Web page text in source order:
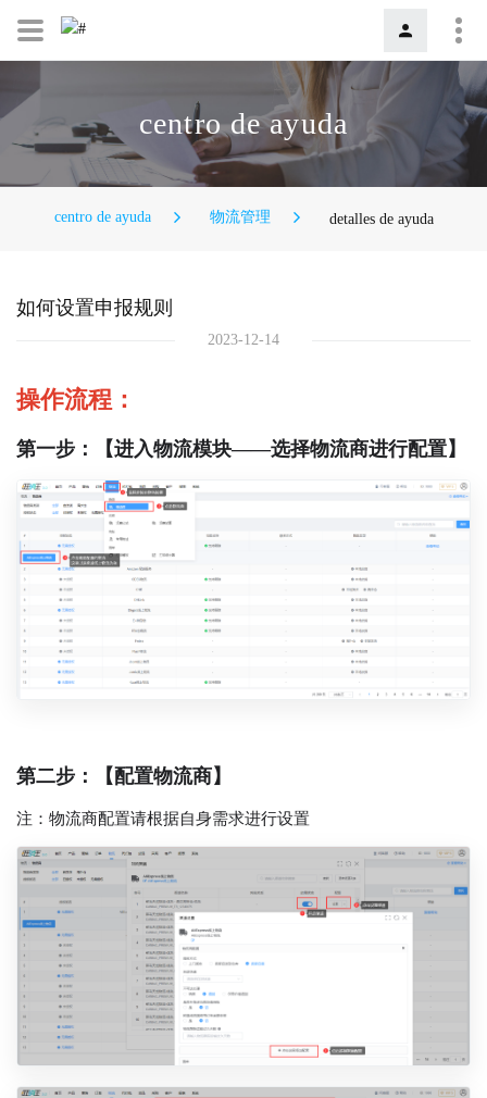
centro de ayuda
centro de ayuda 物流管理 detalles de ayuda
如何设置申报规则
2023-12-14
操作流程：
第一步：【进入物流模块——选择物流商进行配置】
第二步：【配置物流商】
注：物流商配置请根据自身需求进行设置